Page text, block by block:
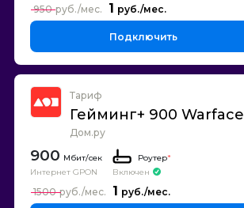
1
950
Подключить
Тариф
Гейминг+ 900 Warface
Дом.ру
900
Интернет GPON
Роутер*
Включен
1
1500